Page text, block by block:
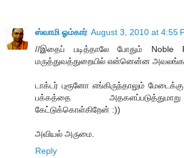
ஸ்வாமி ஓம்கார் August 3, 2010 at 4:55
//இதைப் படித்தாலே போதும் Noble
மருத்துவத்துறையில் என்னென்ன
டாக்டர் புரூனோ எங்கிருந்தாலும்
பக்கத்தை
கேட்டுக்கொள்கிறேன் :))
அவியல் அருமை.
Reply